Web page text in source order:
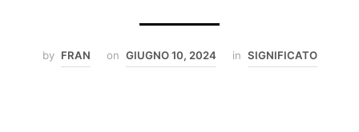
by FRAN on GIUGNO 10, 2024 in SIGNIFICATO